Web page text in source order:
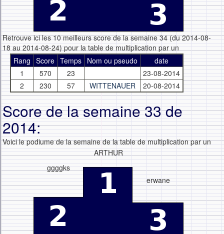
Retrouve ici les 10 meilleurs score de la semaine 34 (du 2014-08-
18 au 2014-08-24) pour la table de multiplication par un
Rang Score Temps Nom ou pseudo
date
1
570 23
23-08-2014
2
230 57 WITTENAUER 20-08-2014
Score de la semaine 33 de
2014:
Voici le podiume de la semaine de la table de multiplication par un
ggggks
ARTHUR
erwane